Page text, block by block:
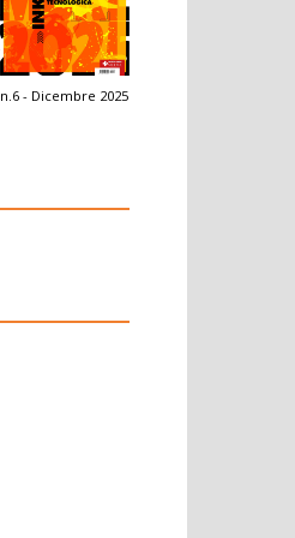
n.6 - Dicembre 2025